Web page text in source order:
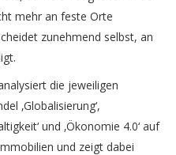
mehr an feste Orte
zunehmend selbst, an
die jeweiligen
‚Globalisierung‘,
und ‚Ökonomie 4.0‘ auf
und zeigt dabei